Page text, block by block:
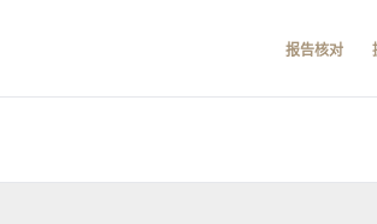
报告核对